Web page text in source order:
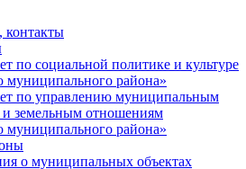
контакты
по социальной политике и культуре
муниципального района»
по управлению муниципальным
земельным отношениям
муниципального района»
о муниципальных объектах